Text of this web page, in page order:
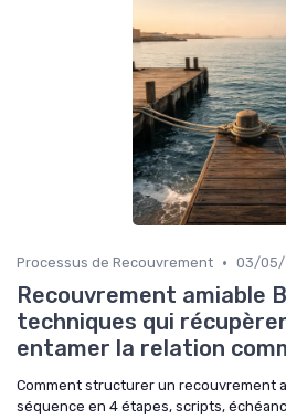
Processus de Recouvrement • 03/05/
Recouvrement amiable
techniques qui
entamer la relation
Comment structurer un recouvrement
séquence en 4 étapes, scripts,